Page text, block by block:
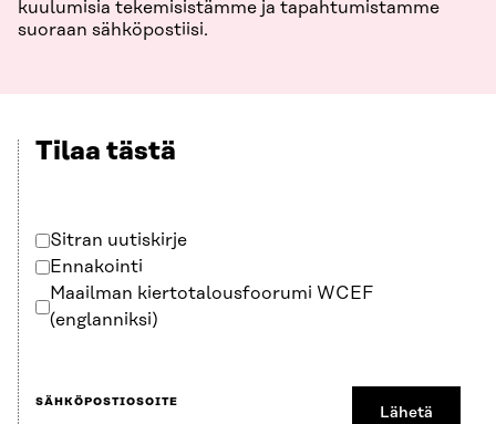
kuulumisia tekemisistämme ja tapahtumistamme
suoraan sähköpostiisi.
Tilaa tästä
Sitran uutiskirje
Ennakointi
Maailman kiertotalousfoorumi WCEF
(englanniksi)
SÄHKÖPOSTIOSOITE
Lähetä